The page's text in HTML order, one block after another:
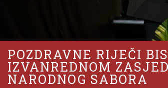
POZDRAVNE RIJEČI
IZVANREDNOM
NARODNOG SABORA